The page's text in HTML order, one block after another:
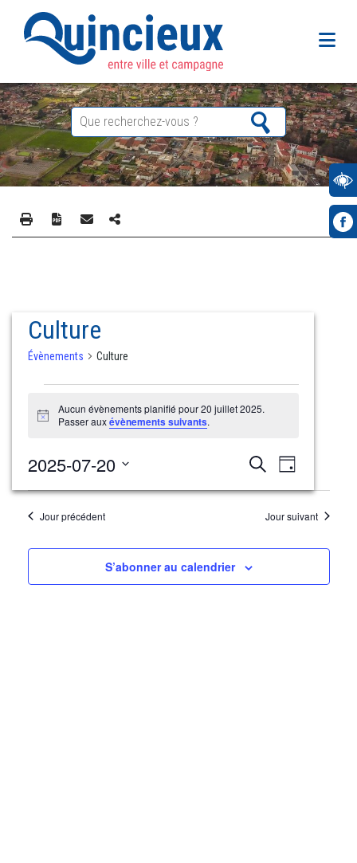
Culture
Évènements Culture
for
juillet
2025
Notice
Aucun évènements planifié pour 20 juillet 2025.
Passer auxévènements suivants.
Recherche
vues
Évènements
Recherche
de
vues
Jour
2025-07-20
date.Jour précédent Jour suivant
S’abonner au calendrier